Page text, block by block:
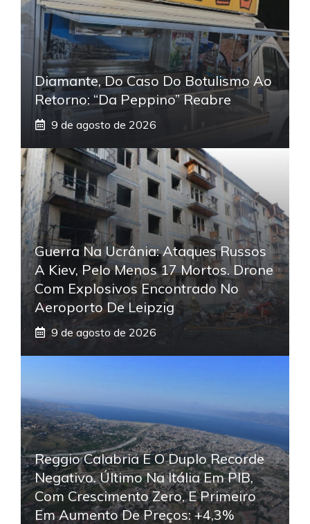
Diamante, Do Caso Do Botulismo Ao
Retorno: “Da Peppino” Reabre
9 de agosto de 2026
Guerra Na Ucrânia: Ataques Russos
A Kiev, Pelo Menos 17 Mortos. Drone
Com Explosivos Encontrado No
Aeroporto De Leipzig
9 de agosto de 2026
Reggio Calabria E O Duplo Recorde
Negativo. Último Na Itália Em PIB,
Com Crescimento Zero, E Primeiro
Em Aumento De Preços: +4,3%